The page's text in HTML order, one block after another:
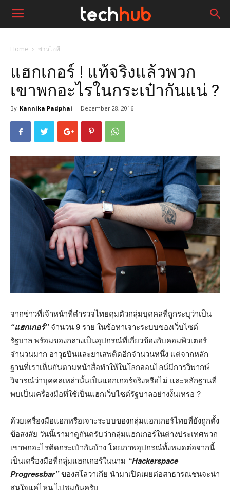
Home ข่าวไอที
แฮกเกอร์ ! แท้จริงแล้วพวก
เขาพกอะไรในกระเป๋ากันแน่ ?
By Kannika Padphai - December 28, 2016
จากข่าวที่เจ้าหน้าที่ตำรวจไทยคุมตัวกลุ่มบุคคลที่ถูกระบุว่าเป็น
“แฮกเกอร์”จำนวน 9 ราย ในข้อหาเจาะระบบของเว็บไซต์
รัฐบาล พร้อมของกลางเป็นอุปกรณ์ที่เกี่ยวข้องกับคอมพิวเตอร์
จำนวนมาก อาวุธปืนและยาเสพติดอีกจำนวนหนึ่ง แต่จากหลัก
ฐานที่เราเห็นกันตามหน้าสื่อทำให้ในโลกออนไลน์มีการวิพากษ์
วิจารณ์ว่าบุคคลเหล่านั้นเป็นแฮกเกอร์จริงหรือไม่ และหลักฐานที่
พบเป็นเครื่องมือที่ใช้เป็นแฮกเว็บไซต์รัฐบาลอย่างงั้นเหรอ ?
ด้วยเครื่องมือแฮกหรือเจาะระบบของกลุ่มแฮกเกอร์ไทยที่ยังถูกตั้ง
ข้อสงสัย วันนี้เรามาดูกันครับว่ากลุ่มแฮกเกอร์ในต่างประเทศพวก
เขาพกอะไรติดกระเป๋ากันบ้าง โดยภาพอุปกรณ์ทั้งหมดต่อจากนี้
เป็นเครื่องมือที่กลุ่มแฮกเกอร์ในนาม “Hackerspace
Progressbar”ของสโลวาเกีย นำมาเปิดเผยต่อสาธารณชนจะน่า
สนใจแค่ไหน ไปชมกันครับ